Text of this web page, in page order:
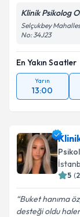
Klinik Psikolog
Selçukbey
No: 34J23
En Yakın Saatler
Yarın
13:00
5 (
Buket hanıma
desteği oldu